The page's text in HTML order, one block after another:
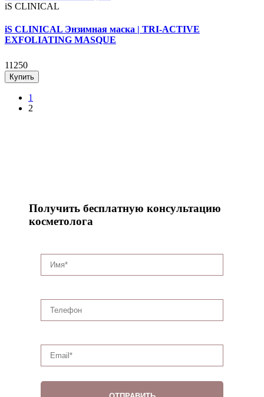
iS CLINICAL
iS CLINICAL Энзимная маска | TRI-ACTIVE
EXFOLIATING MASQUE
11250
Купить
1
2
Получить бесплатную консультацию
косметолога